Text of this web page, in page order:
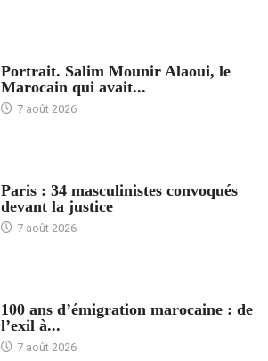
Portrait. Salim Mounir Alaoui, le
Marocain qui avait...
7 août 2026
Paris : 34 masculinistes convoqués
devant la justice
7 août 2026
100 ans d’émigration marocaine : de
l’exil à...
7 août 2026